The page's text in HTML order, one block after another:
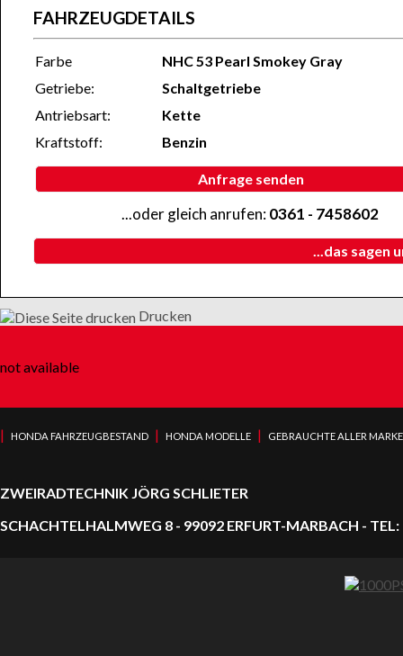
FAHRZEUGDETAILS
Farbe
NHC 53 Pearl Smokey Gray
Getriebe:
Schaltgetriebe
Antriebsart:
Kette
Kraftstoff:
Benzin
Anfrage senden
...oder gleich anrufen:0361 - 7458602
...das sagen
Drucken
not available
| HONDA FAHRZEUGBESTAND | HONDA MODELLE | GEBRAUCHTE ALLER
ZWEIRADTECHNIK JÖRG SCHLIETER
SCHACHTELHALMWEG 8 - 99092 ERFURT-MARBACH -